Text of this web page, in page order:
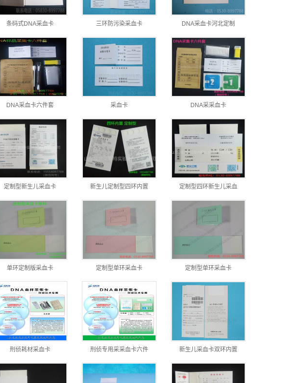
条码式DNA采血卡 三环防污染采血卡 DNA采血卡河北定制
DNA采血卡六件套 采血卡 DNA采采血卡
定制型新生儿采血卡 新生儿定制型四环内置 定制型四环新生儿采血
单环定制版采血卡 定制型单环采血卡 定制型单环采血卡
刑侦耗材采血卡 刑侦专用采采血卡六件 新生儿采血卡双环内置